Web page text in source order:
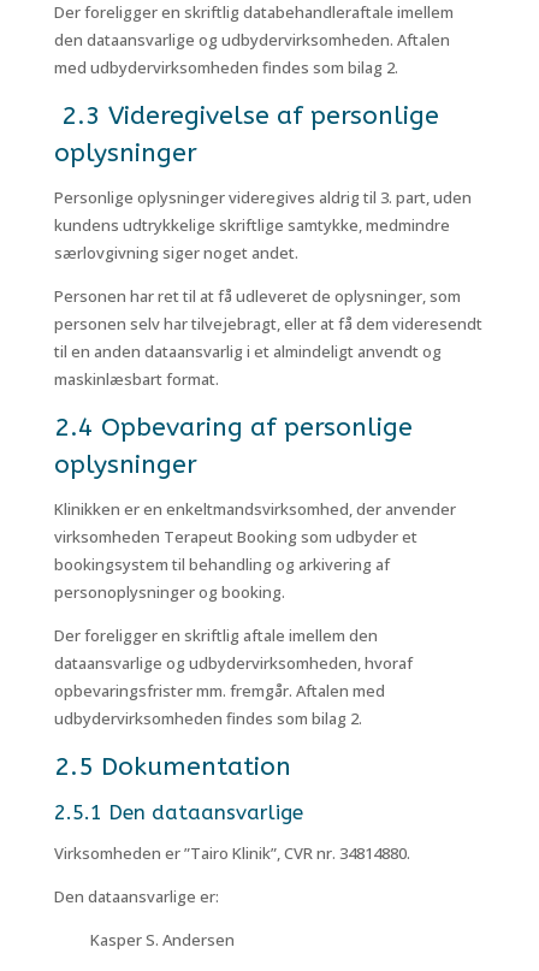
Der foreligger en skriftlig databehandleraftale imellem
den dataansvarlige og udbydervirksomheden. Aftalen
med udbydervirksomheden findes som bilag 2.
2.3 Videregivelse af personlige
oplysninger
Personlige oplysninger videregives aldrig til 3. part, uden
kundens udtrykkelige skriftlige samtykke, medmindre
særlovgivning siger noget andet.
Personen har ret til at få udleveret de oplysninger, som
personen selv har tilvejebragt, eller at få dem videresendt
til en anden dataansvarlig i et almindeligt anvendt og
maskinlæsbart format.
2.4 Opbevaring af personlige
oplysninger
Klinikken er en enkeltmandsvirksomhed, der anvender
virksomheden Terapeut Booking som udbyder et
bookingsystem til behandling og arkivering af
personoplysninger og booking.
Der foreligger en skriftlig aftale imellem den
dataansvarlige og udbydervirksomheden, hvoraf
opbevaringsfrister mm. fremgår. Aftalen med
udbydervirksomheden findes som bilag 2.
2.5 Dokumentation
2.5.1 Den dataansvarlige
Virksomheden er ”Tairo Klinik”, CVR nr. 34814880.
Den dataansvarlige er:
Kasper S. Andersen